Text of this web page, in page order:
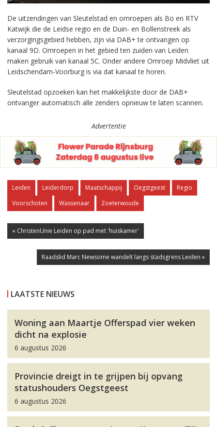
De uitzendingen van Sleutelstad en omroepen als Bo en RTV
Katwijk die de Leidse regio en de Duin- en Bollenstreek als
verzorgingsgebied hebben, zijn via DAB+ te ontvangen op
kanaal 9D. Omroepen in het gebied ten zuiden van Leiden
maken gebruik van kanaal 5C. Onder andere Omroep Midvliet uit
Leidschendam-Voorburg is via dat kanaal te horen.
Sleutelstad opzoeken kan het makkelijkste door de DAB+
ontvanger automatisch alle zenders opnieuw te laten scannen.
Advertentie
Leiden Leiderdorp Maatschappij Oegstgeest
Regio
Voorschoten
Wassenaar Zoeterwoude
« ChristenUnie Leiden op pad met 'huiskamer'
Raadslid Marc Newsome wandelt langs stadsgrens Leiden »
LAATSTE NIEUWS
Woning aan Maartje Offerspad vier weken
dicht na explosie
6 augustus 2026
Provincie dreigt in te grijpen bij opvang
statushouders Oegstgeest
6 augustus 2026